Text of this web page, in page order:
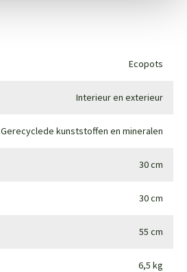
Ecopots
Interieur en exterieur
Gerecyclede kunststoffen en mineralen
30 cm
30 cm
55 cm
6,5 kg